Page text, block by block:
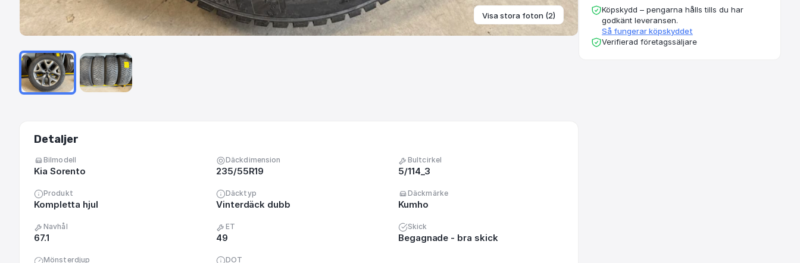
Visa stora foton (2)
Detaljer
Bilmodell
Kia Sorento
Däckdimension
235/55R19
Bultcirkel
5/114_3
Produkt
Kompletta hjul
Däcktyp
Vinterdäck dubb
Däckmärke
Kumho
Navhål
67.1
ET
49
Skick
Begagnade - bra skick
Mönsterdjup DOT
Köpskydd – pengarna hålls tills du har
godkänt leveransen.
Så fungerar köpskyddet
Verifierad företagssäljare